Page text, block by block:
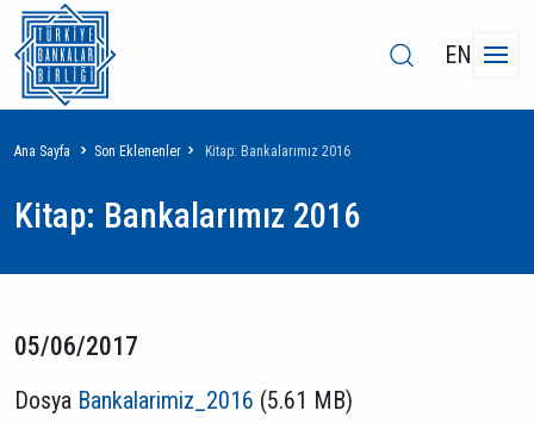
EN
Sayfa
yolu
Ana Sayfa Son Eklenenler Kitap: Bankalarımız 2016
Kitap: Bankalarımız 2016
05/06/2017
Dosya Bankalarimiz_2016 (5.61 MB)